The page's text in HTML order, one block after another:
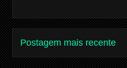
Postagem mais recente